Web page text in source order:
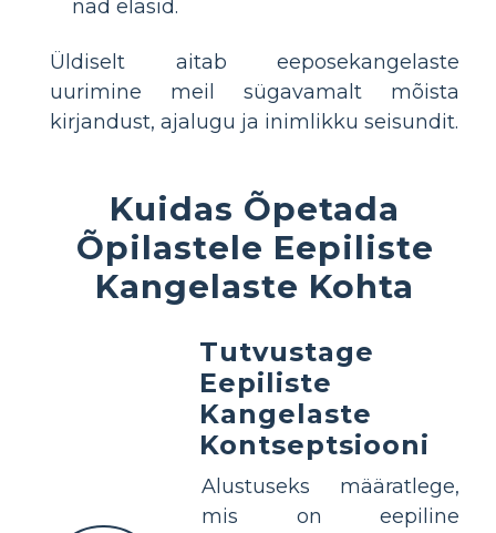
nad elasid.
Üldiselt aitab eeposekangelaste
uurimine meil sügavamalt mõista
kirjandust, ajalugu ja inimlikku seisundit.
Kuidas Õpetada
Õpilastele Eepiliste
Kangelaste Kohta
Tutvustage
Eepiliste
Kangelaste
Kontseptsiooni
Alustuseks määratlege,
mis on eepiline